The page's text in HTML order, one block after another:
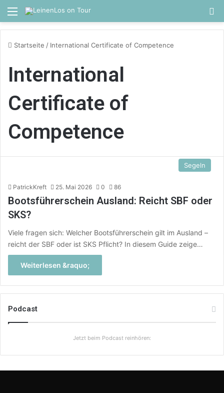
Menü
Startseite / International Certificate of Competence
International
Certificate of
Competence
Segeln
PatrickKreft 25. Mai 2026 0 86
Bootsführerschein Ausland: Reicht SBF oder
SKS?
Viele fragen sich: Welcher Bootsführerschein gilt im Ausland –
reicht der SBF oder ist SKS Pflicht? In diesem Guide zeige…
Weiterlesen &raquo;
Podcast
Jetzt beim Podcast reinhören: